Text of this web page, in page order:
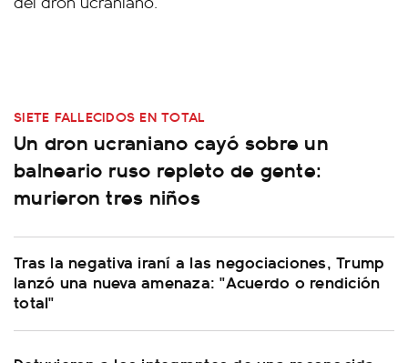
SIETE FALLECIDOS EN TOTAL
Un dron ucraniano cayó sobre un
balneario ruso repleto de gente:
murieron tres niños
Tras la negativa iraní a las negociaciones, Trump
lanzó una nueva amenaza: "Acuerdo o rendición
total"